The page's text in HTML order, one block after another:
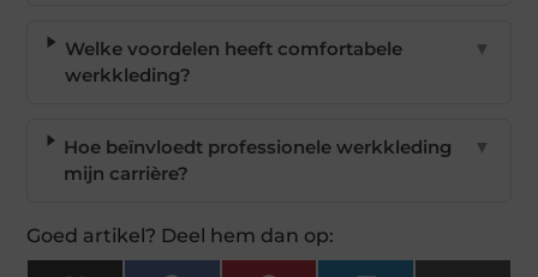
Welke voordelen heeft comfortabele
werkkleding?
▼
Hoe beïnvloedt professionele werkkleding
mijn carrière?
▼
Goed artikel? Deel hem dan op: